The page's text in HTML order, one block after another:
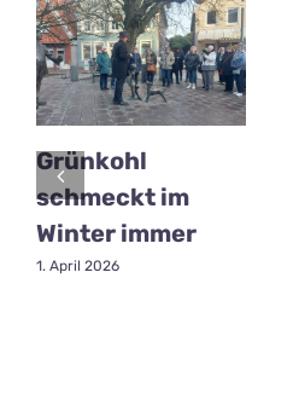
Grünkohl
schmeckt im
Winter immer
1. April 2026